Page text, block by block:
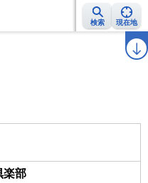
検索 現在地
ラ
楽部